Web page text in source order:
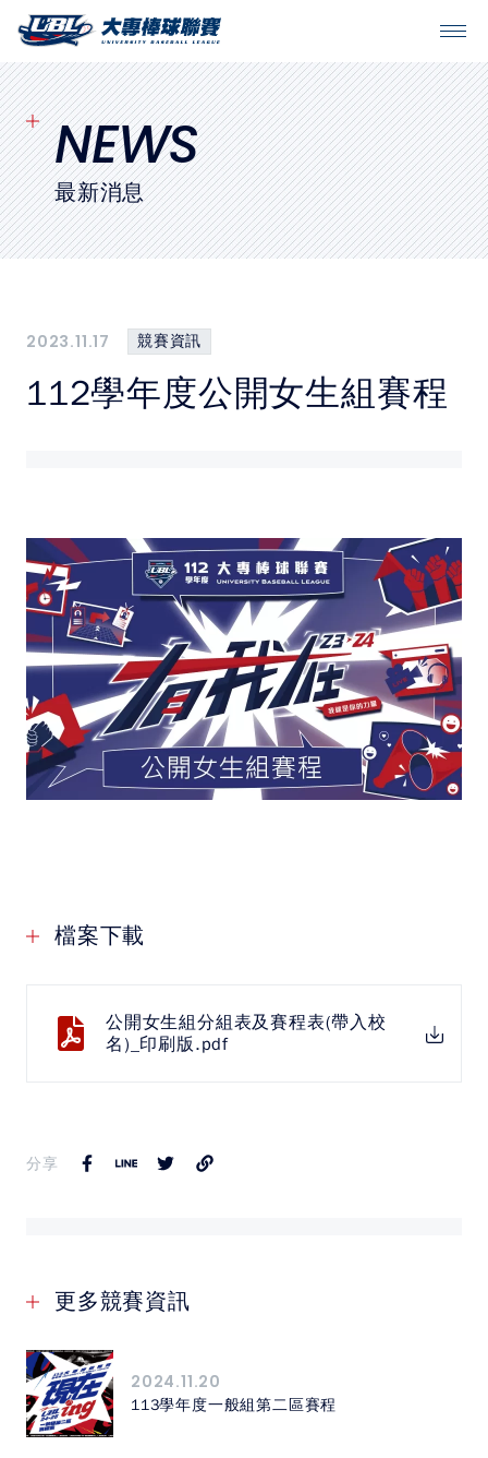
SITEMAP
首頁
球隊戰績
賽程表
裁判
比賽場地
下載專區
聯絡我們
POLICY
隱私權政策
教育部體育署
NEWS
最新消息
2023.11.17 競賽資訊
112學年度公開女生組賽程
檔案下載
公開女生組分組表及賽程表(帶入校
名)_印刷版.pdf
分享
更多競賽資訊
2024.11.20
113學年度一般組第二區賽程